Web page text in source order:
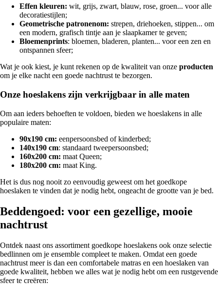
Effen kleuren: wit, grijs, zwart, blauw, rose, groen... voor alle
decoratiestijlen;
Geometrische patronenom: strepen, driehoeken, stippen... om
een modern, grafisch tintje aan je slaapkamer te geven;
Bloemenprints: bloemen, bladeren, planten... voor een zen en
ontspannen sfeer;
Wat je ook kiest, je kunt rekenen op de kwaliteit van onze producten
om je elke nacht een goede nachtrust te bezorgen.
Onze hoeslakens zijn verkrijgbaar in alle maten
Om aan ieders behoeften te voldoen, bieden we hoeslakens in alle
populaire maten:
90x190 cm: eenpersoonsbed of kinderbed;
140x190 cm: standaard tweepersoonsbed;
160x200 cm: maat Queen;
180x200 cm: maat King.
Het is dus nog nooit zo eenvoudig geweest om het goedkope
hoeslaken te vinden dat je nodig hebt, ongeacht de grootte van je bed.
Beddengoed: voor een gezellige, mooie
nachtrust
Ontdek naast ons assortiment goedkope hoeslakens ook onze selectie
bedlinnen om je ensemble compleet te maken. Omdat een goede
nachtrust meer is dan een comfortabele matras en een hoeslaken van
goede kwaliteit, hebben we alles wat je nodig hebt om een rustgevende
sfeer te creëren: